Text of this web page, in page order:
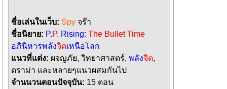
ชื่อเล่นในเว็บ: Spy จร๊า
ชื่อนิยาย: P.P. Rising: The Bullet Time
อภินิหารพลังจิตเหนือโลก
แนวที่แต่ง: ผจญภัย, วิทยาศาสตร์, พลังจิต,
ดราม่า และหลายๆแนวผสมกันไป
จำนนวนตอนปัจจุบัน: 15 ตอน